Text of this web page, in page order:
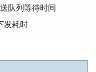
送队列等待时间
发耗时